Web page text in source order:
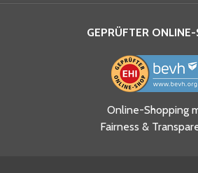
Ja, ich habe die
und akzeptiere
GEPRÜFTER
Online-Shopping
Fairness &